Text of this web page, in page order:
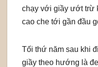
chạy với giầy ướt trừ
cao che tới gần đầu
Tối thứ năm sau khi
giầy theo hướng là